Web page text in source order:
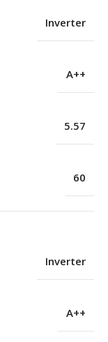
Inverter
A++
5.57
60
Inverter
A++